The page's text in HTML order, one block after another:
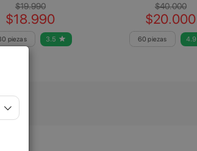
$19.990
$18.990
piezas 3.5
$40.000
$20.000
60 piezas 4.9